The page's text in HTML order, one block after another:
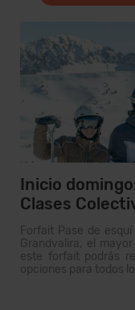
Inicio
Clases
Forfait Pase de
Grandvalira, el
este forfait podrás
opciones para todos